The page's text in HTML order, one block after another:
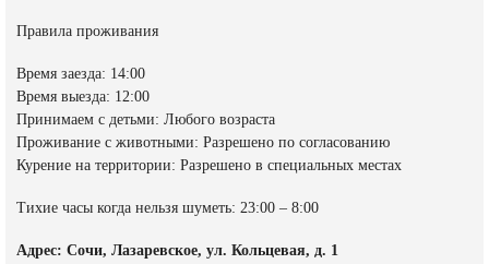
Правила проживания
Время заезда: 14:00
Время выезда: 12:00
Принимаем с детьми: Любого возраста
Проживание с животными: Разрешено по согласованию
Курение на территории: Разрешено в специальных местах
Тихие часы когда нельзя шуметь: 23:00 – 8:00
Адрес: Сочи, Лазаревское, ул. Кольцевая, д. 1